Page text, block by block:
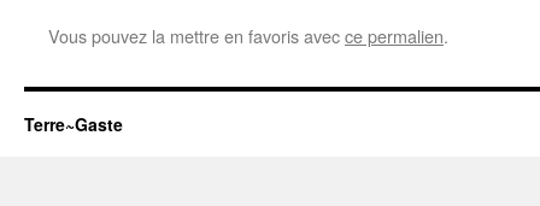
Vous pouvez la mettre en favoris avecce permalien.
Terre~Gaste